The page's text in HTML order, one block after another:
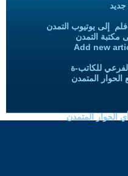
إلى يوتيوب التمدن
مكتبة التمدن
Add new
للكاتب-ة
المتمدن
الحوار المتمدن